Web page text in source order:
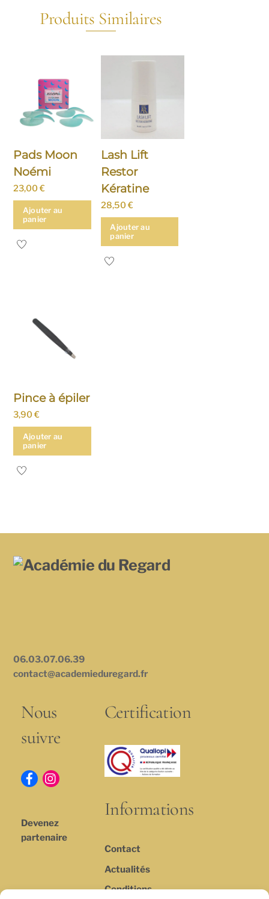
Produits Similaires
Pads Moon
Noémi
23,00€
Ajouter au
panier
Lash Lift
Restor
Kératine
28,50€
Ajouter au
panier
Pince à épiler
3,90€
Ajouter au
panier
06.03.07.06.39
contact@academieduregard.fr
Nous
suivre
Devenez
partenaire
Certification
Informations
Contact
Actualités
Conditions